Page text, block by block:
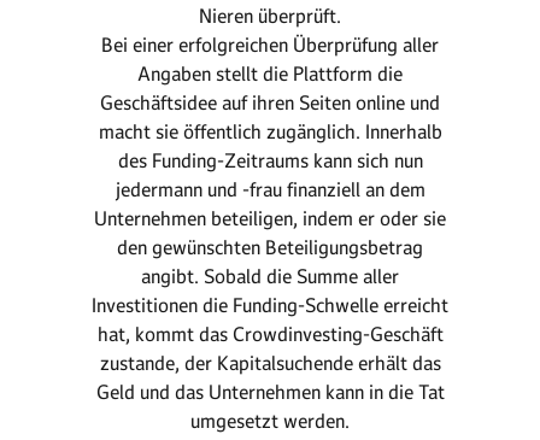
Nieren überprüft.
Bei einer erfolgreichen Überprüfung aller
Angaben stellt die Plattform die
Geschäftsidee auf ihren Seiten online und
macht sie öffentlich zugänglich. Innerhalb
des Funding-Zeitraums kann sich nun
jedermann und -frau finanziell an dem
Unternehmen beteiligen, indem er oder sie
den gewünschten Beteiligungsbetrag
angibt. Sobald die Summe aller
Investitionen die Funding-Schwelle erreicht
hat, kommt das Crowdinvesting-Geschäft
zustande, der Kapitalsuchende erhält das
Geld und das Unternehmen kann in die Tat
umgesetzt werden.